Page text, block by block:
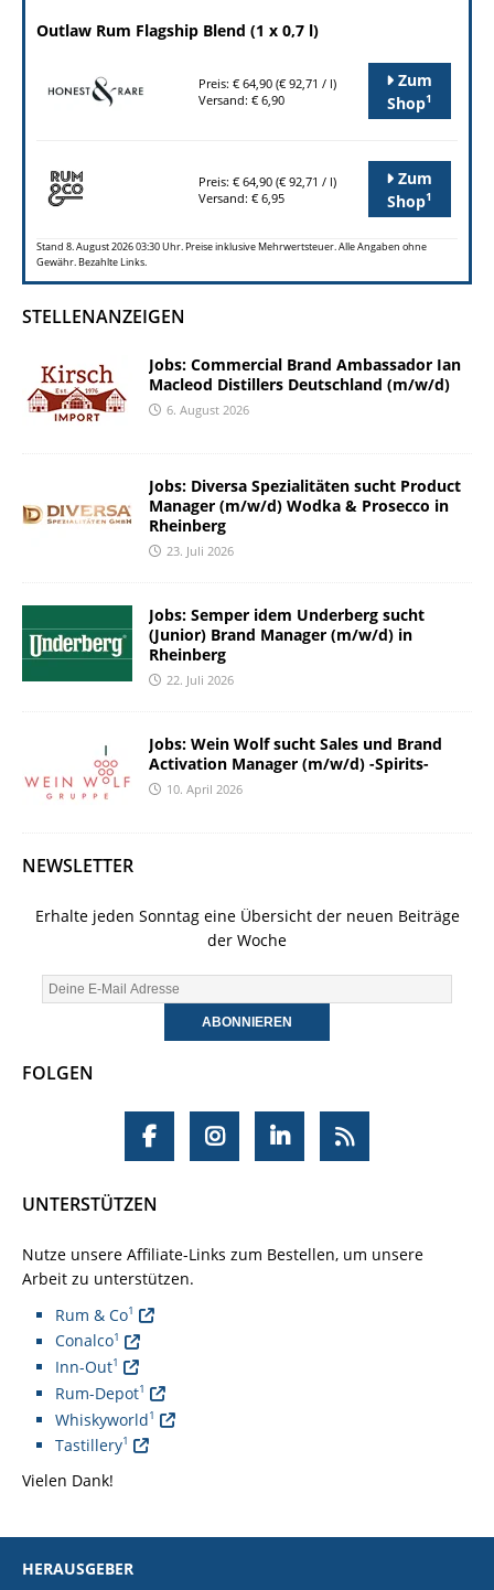
Outlaw Rum Flagship Blend (1 x 0,7 l)
Preis: € 64,90 (€ 92,71 / l)
Versand: € 6,90
Zum
Shop1
Preis: € 64,90 (€ 92,71 / l)
Versand: € 6,95
Zum
Shop1
Stand 8. August 2026 03:30 Uhr. Preise inklusive Mehrwertsteuer. Alle Angaben ohne
Gewähr. Bezahlte Links.
STELLENANZEIGEN
Jobs: Commercial Brand Ambassador Ian
Macleod Distillers Deutschland (m/w/d)
6. August 2026
Jobs: Diversa Spezialitäten sucht Product
Manager (m/w/d) Wodka & Prosecco in
Rheinberg
23. Juli 2026
Jobs: Semper idem Underberg sucht
(Junior) Brand Manager (m/w/d) in
Rheinberg
22. Juli 2026
Jobs: Wein Wolf sucht Sales und Brand
Activation Manager (m/w/d) -Spirits-
10. April 2026
NEWSLETTER
Erhalte jeden Sonntag eine Übersicht der neuen Beiträge
der Woche
FOLGEN
UNTERSTÜTZEN
Nutze unsere Affiliate-Links zum Bestellen, um unsere
Arbeit zu unterstützen.
Rum & Co1
Conalco1
Inn-Out1
Rum-Depot1
Whiskyworld1
Tastillery1
Vielen Dank!
HERAUSGEBER